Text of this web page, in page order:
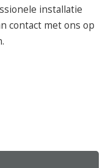
installatie
contact met ons op